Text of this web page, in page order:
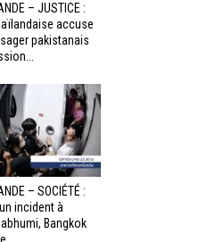
– JUSTICE :
accuse
pakistanais
– SOCIÉTÉ :
incident à
Bangkok